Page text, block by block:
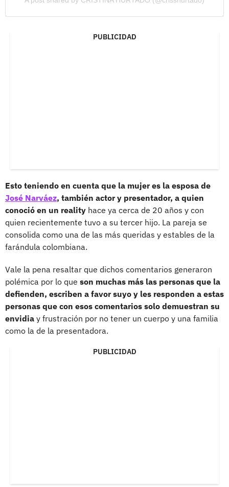
PUBLICIDAD
Esto teniendo en cuenta que la mujer es la esposa de
José Narváez, también actor y presentador, a quien
conoció en un reality hace ya cerca de 20 años y con
quien recientemente tuvo a su tercer hijo. La pareja se
consolida como una de las más queridas y estables de la
farándula colombiana.
Vale la pena resaltar que dichos comentarios generaron
polémica por lo que son muchas más las personas que la
defienden, escriben a favor suyo y les responden a estas
personas que con esos comentarios solo demuestran su
envidia y frustración por no tener un cuerpo y una familia
como la de la presentadora.
PUBLICIDAD